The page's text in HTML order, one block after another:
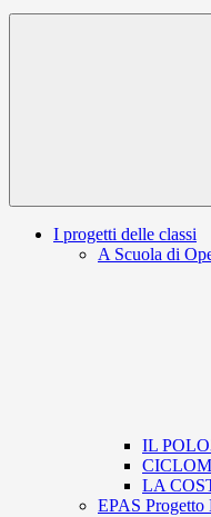
I progetti delle classi
A Scuola di
IL
LA
EPAS Progetto